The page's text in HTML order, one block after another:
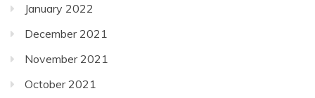
January 2022
December 2021
November 2021
October 2021